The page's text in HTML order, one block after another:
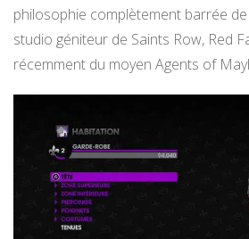
philosophie complètement barrée
studio géniteur de Saints Row, Red
récemment du moyen Agents of